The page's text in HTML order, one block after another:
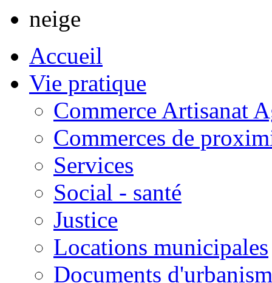
Accueil
Vie pratique
Commerce Artisanat
Commerces de
Services
Social - santé
Justice
Locations municipales
Documents